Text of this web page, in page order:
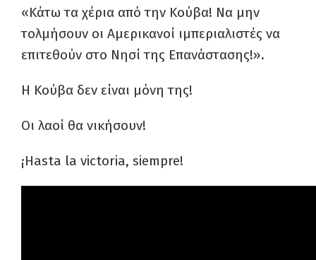
«Κάτω τα χέρια από την Κούβα! Να μην
τολμήσουν οι Αμερικανοί ιμπεριαλιστές να
επιτεθούν στο Νησί της Επανάστασης!».
Η Κούβα δεν είναι μόνη της!
Οι λαοί θα νικήσουν!
¡Hasta la victoria, siempre!